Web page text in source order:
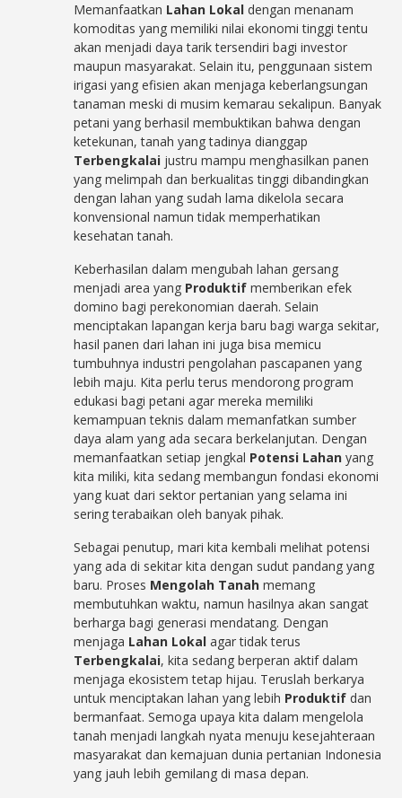
Memanfaatkan Lahan Lokal dengan menanam
komoditas yang memiliki nilai ekonomi tinggi tentu
akan menjadi daya tarik tersendiri bagi investor
maupun masyarakat. Selain itu, penggunaan sistem
irigasi yang efisien akan menjaga keberlangsungan
tanaman meski di musim kemarau sekalipun. Banyak
petani yang berhasil membuktikan bahwa dengan
ketekunan, tanah yang tadinya dianggap
Terbengkalai justru mampu menghasilkan panen
yang melimpah dan berkualitas tinggi dibandingkan
dengan lahan yang sudah lama dikelola secara
konvensional namun tidak memperhatikan
kesehatan tanah.
Keberhasilan dalam mengubah lahan gersang
menjadi area yang Produktif memberikan efek
domino bagi perekonomian daerah. Selain
menciptakan lapangan kerja baru bagi warga sekitar,
hasil panen dari lahan ini juga bisa memicu
tumbuhnya industri pengolahan pascapanen yang
lebih maju. Kita perlu terus mendorong program
edukasi bagi petani agar mereka memiliki
kemampuan teknis dalam memanfatkan sumber
daya alam yang ada secara berkelanjutan. Dengan
memanfaatkan setiap jengkal Potensi Lahan yang
kita miliki, kita sedang membangun fondasi ekonomi
yang kuat dari sektor pertanian yang selama ini
sering terabaikan oleh banyak pihak.
Sebagai penutup, mari kita kembali melihat potensi
yang ada di sekitar kita dengan sudut pandang yang
baru. Proses Mengolah Tanah memang
membutuhkan waktu, namun hasilnya akan sangat
berharga bagi generasi mendatang. Dengan
menjaga Lahan Lokal agar tidak terus
Terbengkalai, kita sedang berperan aktif dalam
menjaga ekosistem tetap hijau. Teruslah berkarya
untuk menciptakan lahan yang lebih Produktif dan
bermanfaat. Semoga upaya kita dalam mengelola
tanah menjadi langkah nyata menuju kesejahteraan
masyarakat dan kemajuan dunia pertanian Indonesia
yang jauh lebih gemilang di masa depan.